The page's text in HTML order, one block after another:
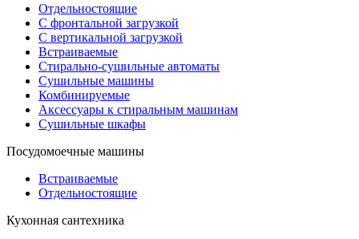
Отдельностоящие
С фронтальной загрузкой
С вертикальной загрузкой
Встраиваемые
Стирально-сушильные автоматы
Сушильные машины
Комбинируемые
Аксессуары к стиральным машинам
Сушильные шкафы
Посудомоечные машины
Встраиваемые
Отдельностоящие
Кухонная сантехника